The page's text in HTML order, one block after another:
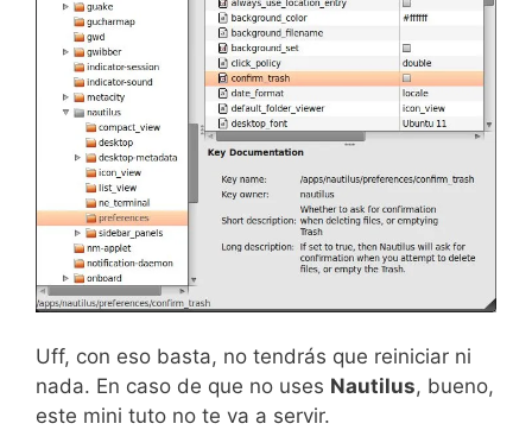
Uff, con eso basta, no tendrás que reiniciar ni
nada. En caso de que no uses Nautilus, bueno,
este mini tuto no te va a servir.